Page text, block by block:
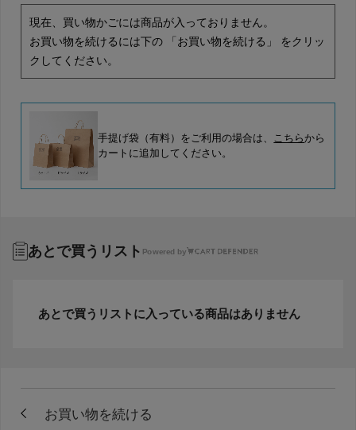
現在、買い物かごには商品が入っておりません。
お買い物を続けるには下の 「お買い物を続ける」 をクリッ
クしてください。
手提げ袋（有料）をご利用の場合は、 こちらから
カートに追加してください。
あとで買うリスト Powered by
あとで買うリストに入っている商品はありません